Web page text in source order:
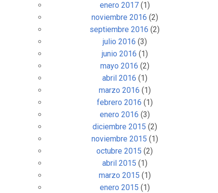
enero 2017(1)
noviembre 2016 (2)
septiembre 2016 (2)
julio 2016 (3)
junio 2016 (1)
mayo 2016 (2)
abril 2016 (1)
marzo 2016 (1)
febrero 2016 (1)
enero 2016 (3)
diciembre 2015 (2)
noviembre 2015 (1)
octubre 2015 (2)
abril 2015 (1)
marzo 2015 (1)
enero 2015 (1)